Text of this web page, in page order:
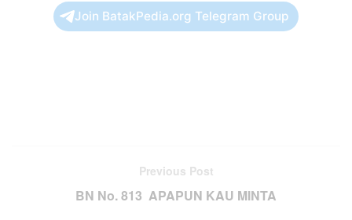
Join BatakPedia.org Telegram Group
Previous Post
BN No. 813 APAPUN KAU MINTA